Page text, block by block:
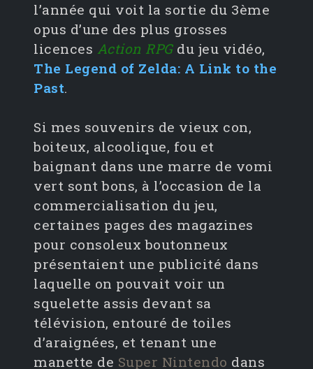
l’année qui voit la sortie du 3ème
opus d’une des plus grosses
licences Action RPGdu jeu vidéo,
The Legend of Zelda: A Link to the
Past.
Si mes souvenirs de vieux con,
boiteux, alcoolique, fou et
baignant dans une marre de vomi
vert sont bons, à l’occasion de la
commercialisation du jeu,
certaines pages des magazines
pour consoleux boutonneux
présentaient une publicité dans
laquelle on pouvait voir un
squelette assis devant sa
télévision, entouré de toiles
d’araignées, et tenant une
manette de Super Nintendo dans